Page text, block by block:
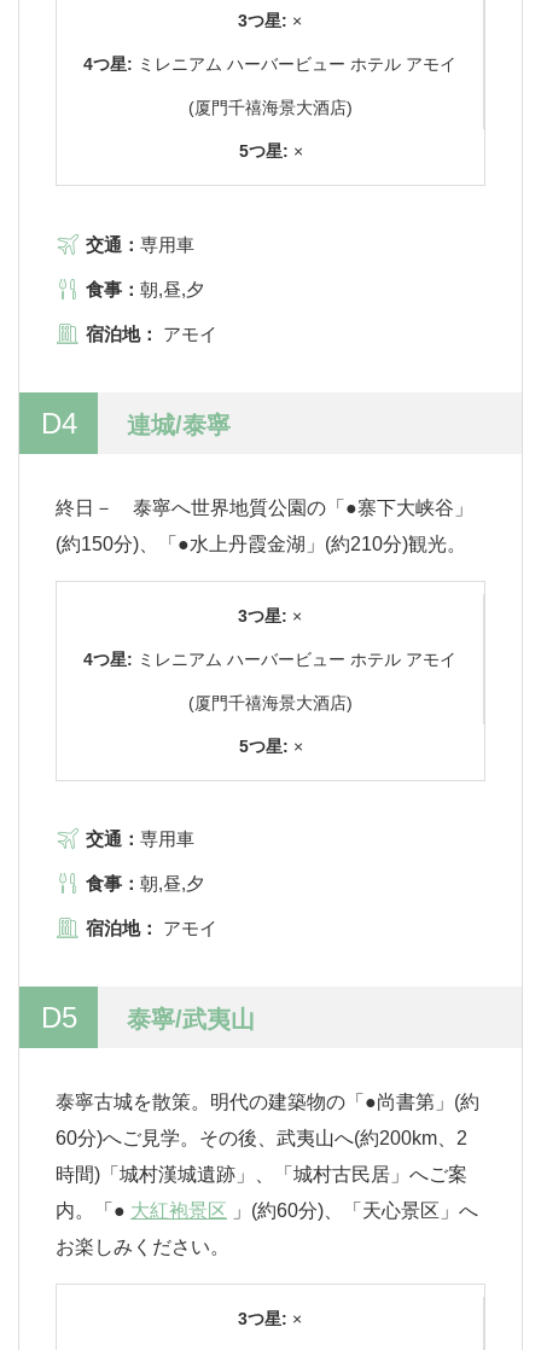
3つ星: ×
4つ星: ミレニアム ハーバービュー ホテル アモイ
(厦門千禧海景大酒店)
5つ星: ×
交通： 専用車
食事： 朝,昼,夕
宿泊地： アモイ
D4 連城/泰寧
終日－ 泰寧へ世界地質公園の「●寨下大峡谷」
(約150分)、「●水上丹霞金湖」(約210分)観光。
3つ星: ×
4つ星: ミレニアム ハーバービュー ホテル アモイ
(厦門千禧海景大酒店)
5つ星: ×
交通： 専用車
食事： 朝,昼,夕
宿泊地： アモイ
D5 泰寧/武夷山
泰寧古城を散策。明代の建築物の「●尚書第」(約
60分)へご見学。その後、武夷山へ(約200km、2
時間)「城村漢城遺跡」、「城村古民居」へご案
内。「● 大紅袍景区 」(約60分)、「天心景区」へ
お楽しみください。
3つ星: ×